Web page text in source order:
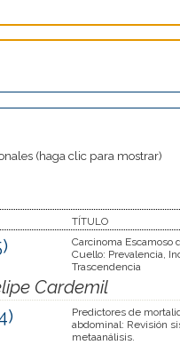
(haga clic para mostrar)
TÍTULO
Carcinoma Escamoso
Cuello: Prevalencia,
Trascendencia
Cardemil
Predictores de
abdominal: Revisión
metaanálisis.